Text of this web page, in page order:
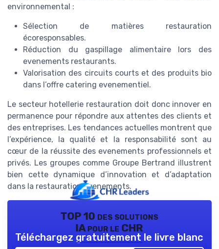
environnemental :
Sélection de matières restauration
écoresponsables.
Réduction du gaspillage alimentaire lors des
evenements restaurants.
Valorisation des circuits courts et des produits bio
dans l’offre catering evenementiel.
Le secteur hotellerie restauration doit donc innover en
permanence pour répondre aux attentes des clients et
des entreprises. Les tendances actuelles montrent que
l’expérience, la qualité et la responsabilité sont au
cœur de la réussite des evenements professionnels et
privés. Les groupes comme Groupe Bertrand illustrent
bien cette dynamique d’innovation et d’adaptation
dans la restauration evenements.
TOP 10 des solutions
IA pour le CHR
Téléchargez gratuitement le livre blanc